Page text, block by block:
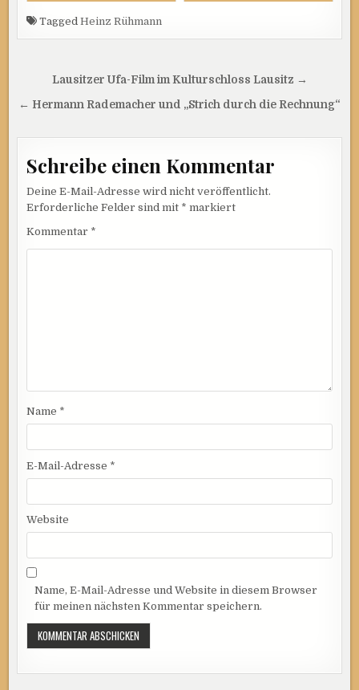
TaggedHeinz Rühmann
Beitragsnavigation
Lausitzer Ufa-Film im Kulturschloss Lausitz →
← Hermann Rademacher und „Strich durch die Rechnung“
Schreibe einen Kommentar
Deine E-Mail-Adresse wird nicht veröffentlicht.
Erforderliche Felder sind mit * markiert
Kommentar *
Name *
E-Mail-Adresse *
Website
Name, E-Mail-Adresse und Website in diesem Browser
für meinen nächsten Kommentar speichern.